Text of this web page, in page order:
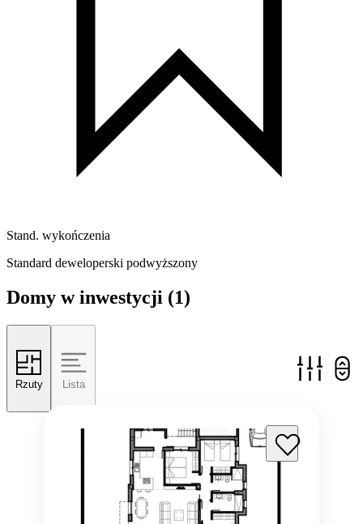
Stand. wykończenia
Standard deweloperski podwyższony
Domy w inwestycji (1)
Rzuty Lista